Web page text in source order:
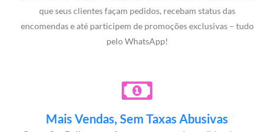
que seus clientes façam pedidos, recebam status das
encomendas e até participem de promoções exclusivas – tudo
pelo WhatsApp!
Mais Vendas, Sem Taxas Abusivas